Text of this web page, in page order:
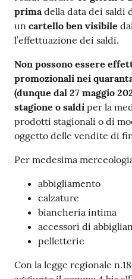
prima della data dei saldi
un cartello ben visibile
l’effettuazione dei saldi.
Non possono essere
promozionali nei
(dunque dal 27 maggio
stagione o saldi per la
prodotti stagionali o di
oggetto delle vendite di
Per medesima
abbigliamento
calzature
biancheria intima
accessori di
pelletterie
Con la legge regionale